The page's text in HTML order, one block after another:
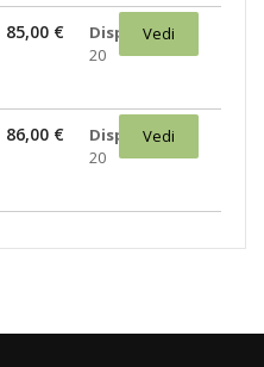
85,00 €
Disponibili:
20
Vedi
86,00 €
Disponibili:
20
Vedi